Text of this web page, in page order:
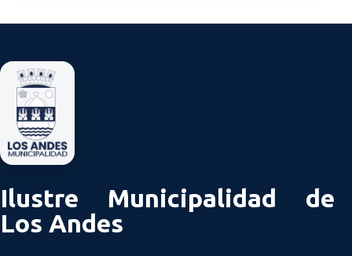
Ilustre Municipalidad de
Los Andes